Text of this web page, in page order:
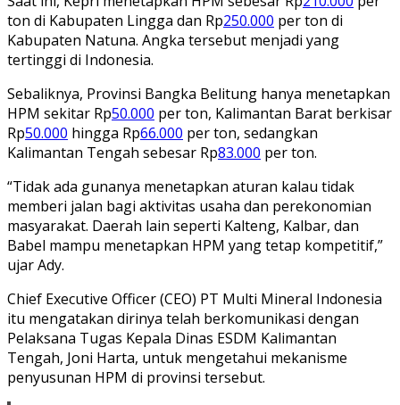
ton di Kabupaten Lingga dan Rp250.000 per ton di
Kabupaten Natuna. Angka tersebut menjadi yang
tertinggi di Indonesia.
Sebaliknya, Provinsi Bangka Belitung hanya menetapkan
HPM sekitar Rp50.000 per ton, Kalimantan Barat berkisar
Rp50.000 hingga Rp66.000 per ton, sedangkan
Kalimantan Tengah sebesar Rp83.000 per ton.
“Tidak ada gunanya menetapkan aturan kalau tidak
memberi jalan bagi aktivitas usaha dan perekonomian
masyarakat. Daerah lain seperti Kalteng, Kalbar, dan
Babel mampu menetapkan HPM yang tetap kompetitif,”
ujar Ady.
Chief Executive Officer (CEO) PT Multi Mineral Indonesia
itu mengatakan dirinya telah berkomunikasi dengan
Pelaksana Tugas Kepala Dinas ESDM Kalimantan
Tengah, Joni Harta, untuk mengetahui mekanisme
penyusunan HPM di provinsi tersebut.